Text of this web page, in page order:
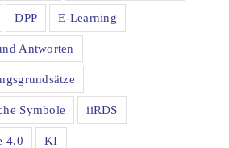
DPP E-Learning
Antworten
Symbole iiRDS
4.0 KI